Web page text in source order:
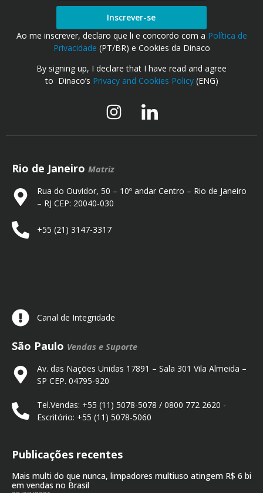
Inscrever-se
Ao me inscrever, declaro que li e concordo com a Política de
Privacidade (PT/BR) e Cookies da Dinaco
By signing up, I declare that I have read and agree
to Dinaco’s Privacy and Cookies Policy(ENG)
Rio de Janeiro Matriz
Rua do Ouvidor, 50 – 10º andar Centro – Rio de Janeiro
– RJ CEP: 20040-030
+55 (21) 3147-3317
Canal de Integridade
São Paulo Vendas e Suporte
Av. das Nações Unidas 17891 – Sala 301 Vila Almeida –
SP CEP. 04795-920
Tel.Vendas: +55 (11) 5078-5078 / 0800 772 2620 -
Escritório: +55 (11) 5078-5060
Publicações recentes
Mais multi do que nunca, limpadores multiuso atingem R$ 6 bi
em vendas no Brasil